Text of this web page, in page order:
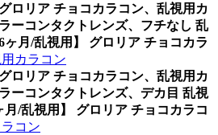
ロリア チョコカラコン、乱視用カ
ーコンタクトレンズ、フチなし 乱
月/乱視用】 グロリア チョコカラ
カラコン
ロリア チョコカラコン、乱視用カ
ーコンタクトレンズ、デカ目 乱視
月/乱視用】 グロリア チョコカラコ
コン